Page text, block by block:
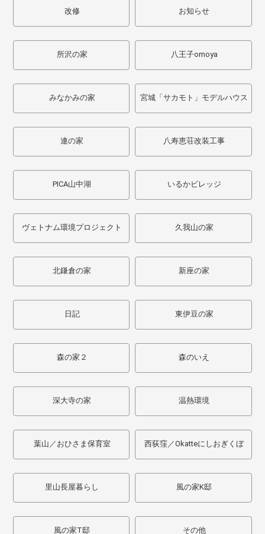
改修 お知らせ
所沢の家 八王子omoya
みなかみの家 宮城「サカモト」モデルハウス
連の家 八寿恵荘改装工事
PICA山中湖 いるかビレッジ
ヴェトナム環境プロジェクト 久我山の家
北鎌倉の家 新座の家
日記 東伊豆の家
森の家２ 森のいえ
深大寺の家 温熱環境
葉山／おひさま保育室 西荻窪／Okatteにしおぎくぼ
里山長屋暮らし 風の家K邸
風の家T邸 その他